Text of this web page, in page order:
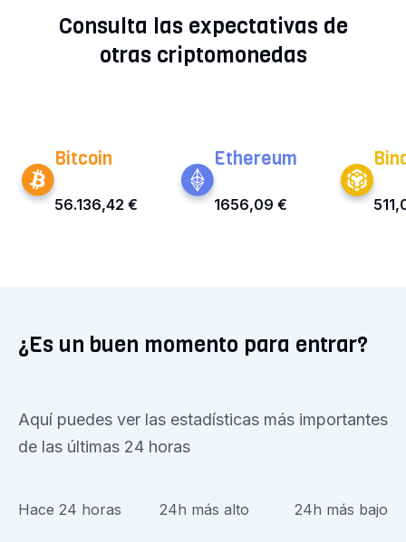
Consulta las expectativas de
otras criptomonedas
Bitcoin
56.136,42 €
Ethereum
1656,09 €
¿Es un buen momento para entrar?
Aquí puedes ver las estadísticas más importantes
de las últimas 24 horas
Hace 24 horas 24h más alto 24h más bajo